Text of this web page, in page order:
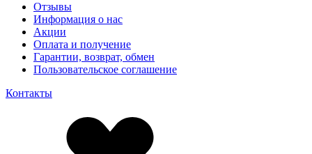
Отзывы
Информация о нас
Акции
Оплата и получение
Гарантии, возврат, обмен
Пользовательское соглашение
Контакты